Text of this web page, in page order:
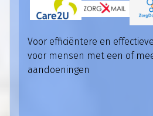
Voor efficiëntere en
voor mensen met een of
aandoeningen